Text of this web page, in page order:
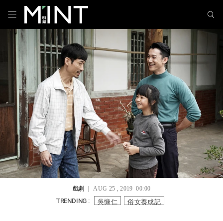
戲劇｜ AUG 25 , 2019 00:00
TRENDING : 吳慷仁 俗女養成記